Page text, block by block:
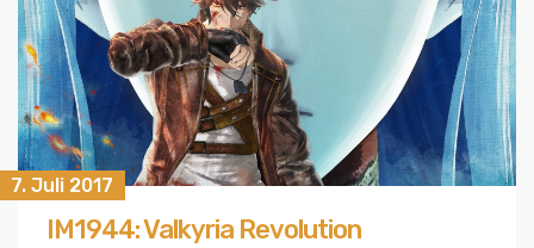
7. Juli 2017
IM1944: Valkyria Revolution